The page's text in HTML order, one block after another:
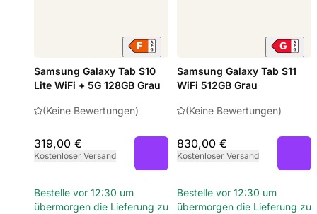
Samsung Galaxy Tab S10
Lite WiFi + 5G 128GB Grau
(Keine Bewertungen)
319,00 €
Kostenloser Versand
Bestelle vor 12:30 um
übermorgen die Lieferung zu
Samsung Galaxy Tab S11
WiFi 512GB Grau
(Keine Bewertungen)
830,00 €
Kostenloser Versand
Bestelle vor 12:30 um
übermorgen die Lieferung zu